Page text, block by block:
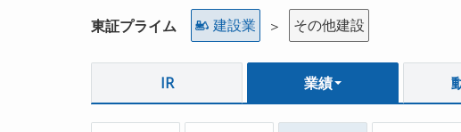
東証プライム 建設業 ＞ その他建設
IR 業績